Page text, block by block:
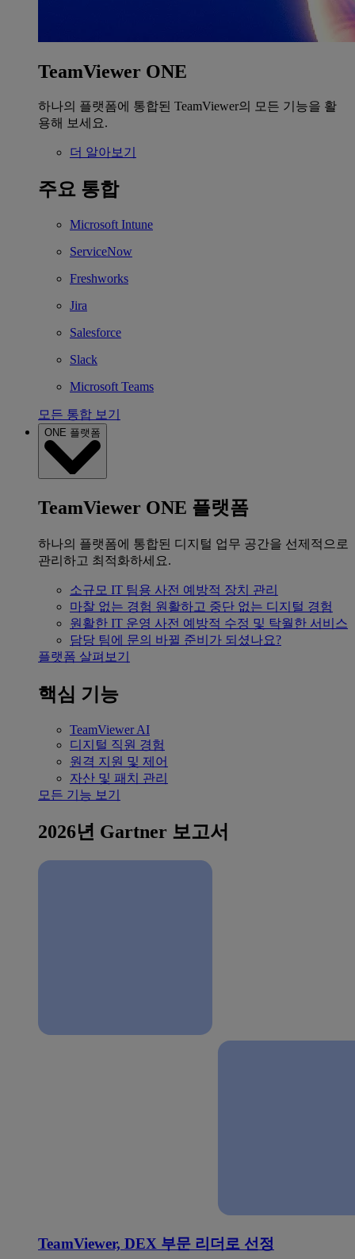
TeamViewer ONE
하나의 플랫폼에 통합된 TeamViewer의 모든 기능을 활
용해 보세요.
더 알아보기
주요 통합
Microsoft Intune
ServiceNow
Freshworks
Jira
Salesforce
Slack
Microsoft Teams
모든 통합 보기
ONE 플랫폼
TeamViewer ONE 플랫폼
하나의 플랫폼에 통합된 디지털 업무 공간을 선제적으로
관리하고 최적화하세요.
소규모 IT 팀용 사전 예방적 장치 관리
마찰 없는 경험 원활하고 중단 없는 디지털 경험
원활한 IT 운영 사전 예방적 수정 및 탁월한 서비스
담당 팀에 문의 바뀔 준비가 되셨나요?
플랫폼 살펴보기
핵심 기능
TeamViewer AI
디지털 직원 경험
원격 지원 및 제어
자산 및 패치 관리
모든 기능 보기
2026년 Gartner 보고서
TeamViewer, DEX 부문 리더로 선정